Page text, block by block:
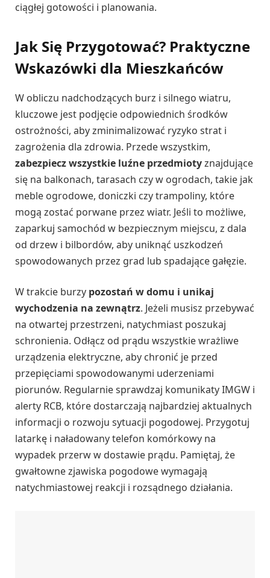
ciągłej gotowości i planowania.
Jak Się Przygotować? Praktyczne
Wskazówki dla Mieszkańców
W obliczu nadchodzących burz i silnego wiatru,
kluczowe jest podjęcie odpowiednich środków
ostrożności, aby zminimalizować ryzyko strat i
zagrożenia dla zdrowia. Przede wszystkim,
zabezpiecz wszystkie luźne przedmiotyznajdujące
się na balkonach, tarasach czy w ogrodach, takie jak
meble ogrodowe, doniczki czy trampoliny, które
mogą zostać porwane przez wiatr. Jeśli to możliwe,
zaparkuj samochód w bezpiecznym miejscu, z dala
od drzew i bilbordów, aby uniknąć uszkodzeń
spowodowanych przez grad lub spadające gałęzie.
W trakcie burzy pozostań w domu i unikaj
wychodzenia na zewnątrz. Jeżeli musisz przebywać
na otwartej przestrzeni, natychmiast poszukaj
schronienia. Odłącz od prądu wszystkie wrażliwe
urządzenia elektryczne, aby chronić je przed
przepięciami spowodowanymi uderzeniami
piorunów. Regularnie sprawdzaj komunikaty IMGW i
alerty RCB, które dostarczają najbardziej aktualnych
informacji o rozwoju sytuacji pogodowej. Przygotuj
latarkę i naładowany telefon komórkowy na
wypadek przerw w dostawie prądu. Pamiętaj, że
gwałtowne zjawiska pogodowe wymagają
natychmiastowej reakcji i rozsądnego działania.